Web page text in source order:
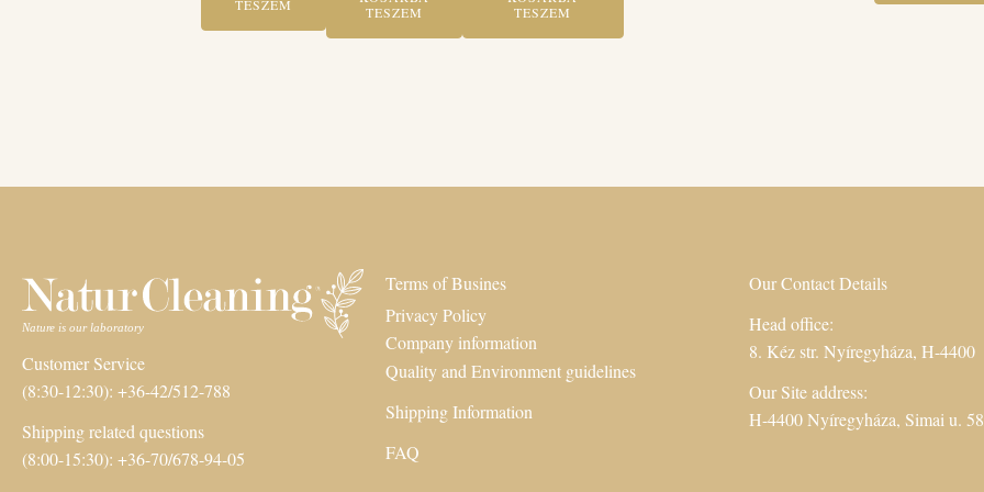
TESZEM
TESZEM
TESZEM
Customer Service
(8:30-12:30): +36-42/512-788
Shipping related questions
(8:00-15:30): +36-70/678-94-05
Terms of Busines
Privacy Policy
Company information
Quality and Environment guidelines
Shipping Information
FAQ
Our Contact Details
Head office:
8. Kéz str. Nyíregyháza, H-4400
Our Site address:
H-4400 Nyíregyháza, Simai u.